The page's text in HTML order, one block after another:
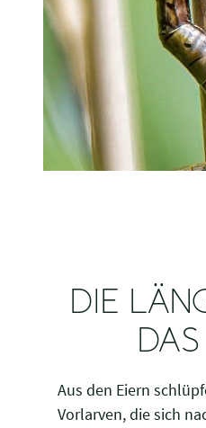
DIE
Aus den Eiern
Vorlarven, die sich